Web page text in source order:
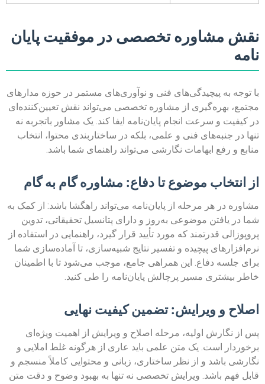
نقش مشاوره تخصصی در موفقیت پایان
نامه
با توجه به پیچیدگی‌های فنی و نوآوری‌های مستمر در حوزه مدارهای
مجتمع، بهره‌گیری از مشاوره تخصصی می‌تواند نقش تعیین‌کننده‌ای
در کیفیت و سرعت انجام پایان‌نامه ایفا کند. یک مشاور باتجربه نه
تنها در جنبه‌های فنی و علمی، بلکه در ساختاربندی محتوا، انتخاب
منابع و رفع ابهامات نگارشی می‌تواند راهنمای شما باشد.
از انتخاب موضوع تا دفاع: مشاوره گام به گام
مشاوره در هر مرحله از پایان‌نامه می‌تواند راهگشا باشد: از کمک به
شما در یافتن موضوعی به‌روز و دارای پتانسیل تحقیقاتی، تدوین
پروپوزالی قدرتمند که مورد تأیید قرار گیرد، راهنمایی در استفاده از
نرم‌افزارهای پیچیده و تفسیر نتایج شبیه‌سازی، تا آماده‌سازی شما
برای جلسه دفاع. این همراهی جامع، موجب می‌شود تا با اطمینان
خاطر بیشتری مسیر پرچالش پایان‌نامه را طی کنید.
اصلاح و ویرایش: تضمین کیفیت نهایی
پس از نگارش اولیه، مرحله اصلاح و ویرایش از اهمیت ویژه‌ای
برخوردار است. یک متن علمی باید عاری از هرگونه غلط املایی و
نگارشی باشد و از نظر ساختاری، زبانی و محتوایی کاملاً منسجم و
قابل فهم باشد. ویرایش تخصصی نه تنها به بهبود وضوح و دقت متن